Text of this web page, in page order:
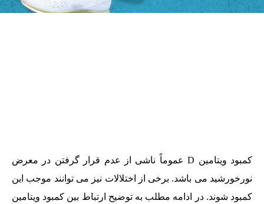
کمبود ویتامین D عموماً ناشی از عدم قرار گرفتن در معرض
نورخورشید می باشد. برخی از اختلالات نیز می توانند موجب این
کمبود شوند. در ادامه مطلب به توضیح ارتباط بین کمبود ویتامین